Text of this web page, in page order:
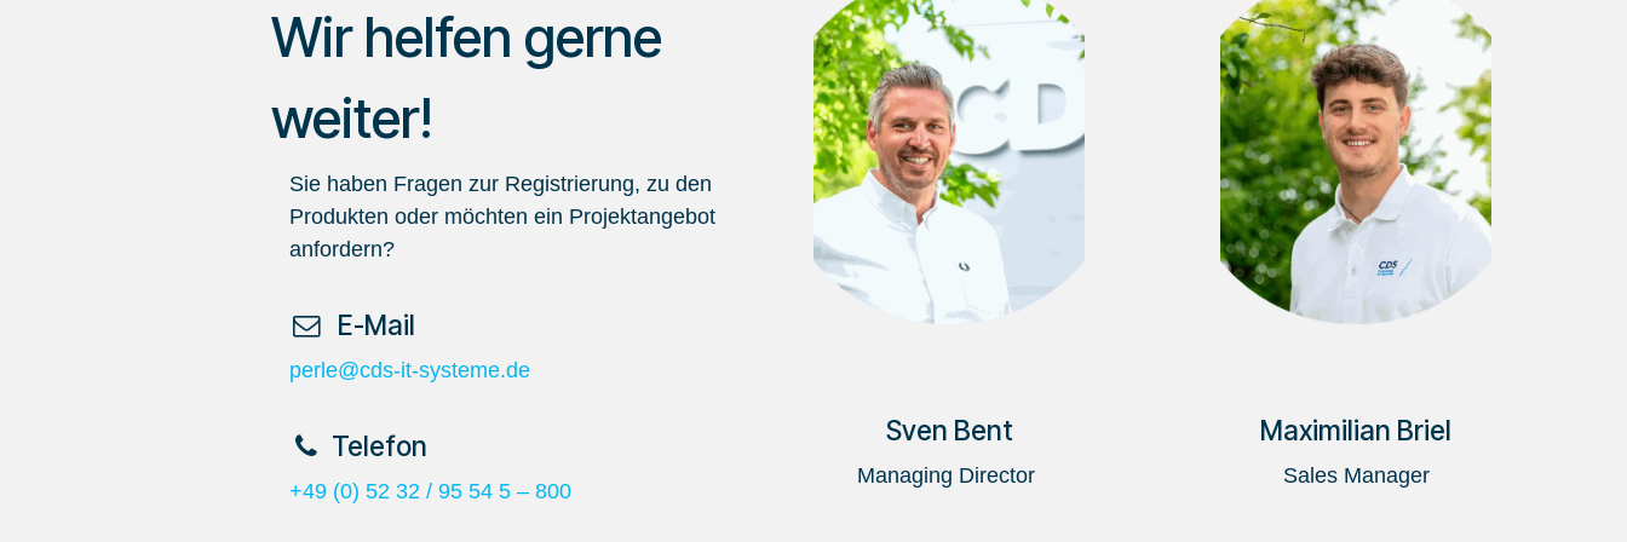
Wir helfen gerne
weiter!
Sie haben Fragen zur Registrierung, zu den
Produkten oder möchten ein Projektangebot
anfordern?
​ E-Mail
perle@cds-it-systeme.de
​Telefon
+49 (0) 52 32 / 95 54 5 – 800
Sven Bent
Managing Director
Maximilian Briel
Sales Manager